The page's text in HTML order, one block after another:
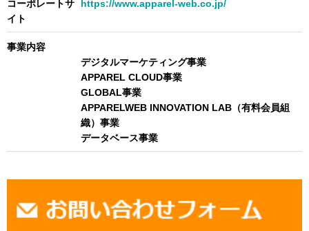
コーポレートサ
イト
https://www.apparel-web.co.jp/
事業内容
デジタルマーケティング事業
APPAREL CLOUD事業
GLOBAL事業
APPARELWEB INNOVATION LAB（有料会員組
織）事業
データベース事業